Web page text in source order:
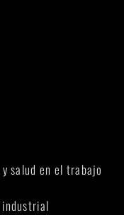
salud en el trabajo
industrial